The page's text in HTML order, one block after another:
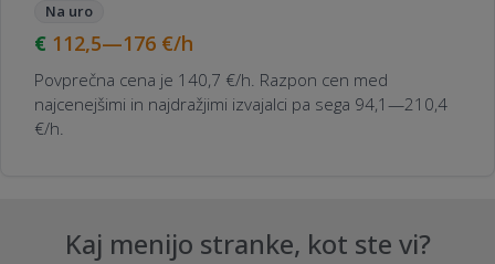
Na uro
112,5—176 €/h
Povprečna cena je 140,7 €/h. Razpon cen med
najcenejšimi in najdražjimi izvajalci pa sega 94,1—210,4
€/h.
Kaj menijo stranke, kot ste vi?